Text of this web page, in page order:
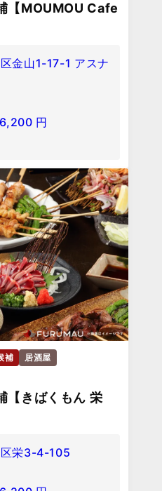
【MOUMOU Cafe
金山1-17-1 アスナ
円
補 居酒屋
【きばくもん 栄
栄3-4-105